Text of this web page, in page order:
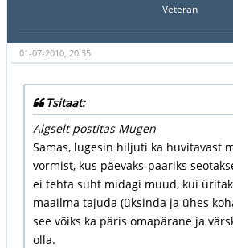
Veteran
01-07-2010, 20:35
Tsitaat:
Algselt postitas Mugen
Samas, lugesin hiljuti ka huvitavast
vormist, kus päevaks-paariks
ei tehta suht midagi muud, kui
maailma tajuda (üksinda ja ühes
see võiks ka päris omapärane ja
olla.